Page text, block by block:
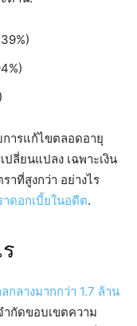
ารแก้ไขตลอดอายุ
ลี่ยนแปลง เฉพาะเงิน
าที่สูงกว่า อย่างไร
ดอกเบี้ยในอดีต.
ลางมากกว่า 1.7 ล้าน
ำกัดขอบเขตความ